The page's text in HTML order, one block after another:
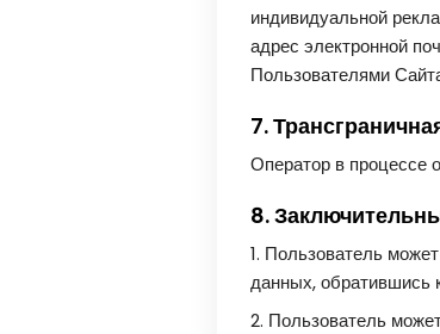
индивидуальной
адрес электронной
Пользователями
7.
Оператор в процессе
8.
1. Пользователь
данных,
2. Пользователь